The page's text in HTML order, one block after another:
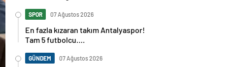
SPOR 07 Ağustos 2026
En fazla kızaran takım Antalyaspor!
Tam 5 futbolcu….
GÜNDEM 07 Ağustos 2026